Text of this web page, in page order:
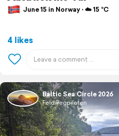
June 15 in Norway ⋅ ☁️ 15 °C
4 likes
Baltic Sea Circle 2026
Feldwegpiloten